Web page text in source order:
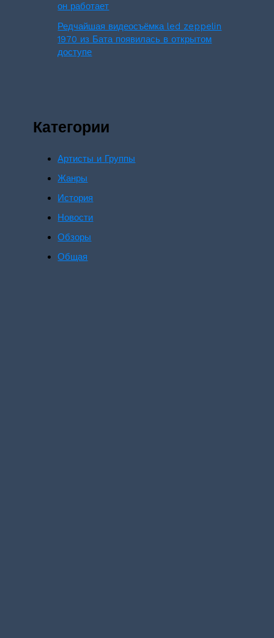
он работает
Редчайшая видеосъёмка led zeppelin
1970 из Бата появилась в открытом
доступе
Категории
Артисты и Группы
Жанры
История
Новости
Обзоры
Общая